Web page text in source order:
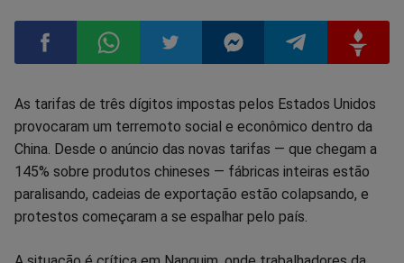
Compartilhar
no
Facebook
Compartilhar
no
Whatsapp
Compartilhar
no
Twitter
Compartilhar
no
Messenger
Compartilhar
no
Telegram
no
Gettr
As tarifas de três dígitos impostas pelos Estados Unidos
provocaram um terremoto social e econômico dentro da
China. Desde o anúncio das novas tarifas — que chegam a
145% sobre produtos chineses — fábricas inteiras estão
paralisando, cadeias de exportação estão colapsando, e
protestos começaram a se espalhar pelo país.